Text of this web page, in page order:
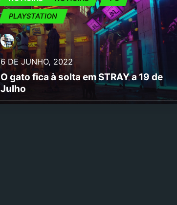
PLAYSTATION
6 DE JUNHO, 2022
O gato fica à solta em STRAY a 19 de
Julho